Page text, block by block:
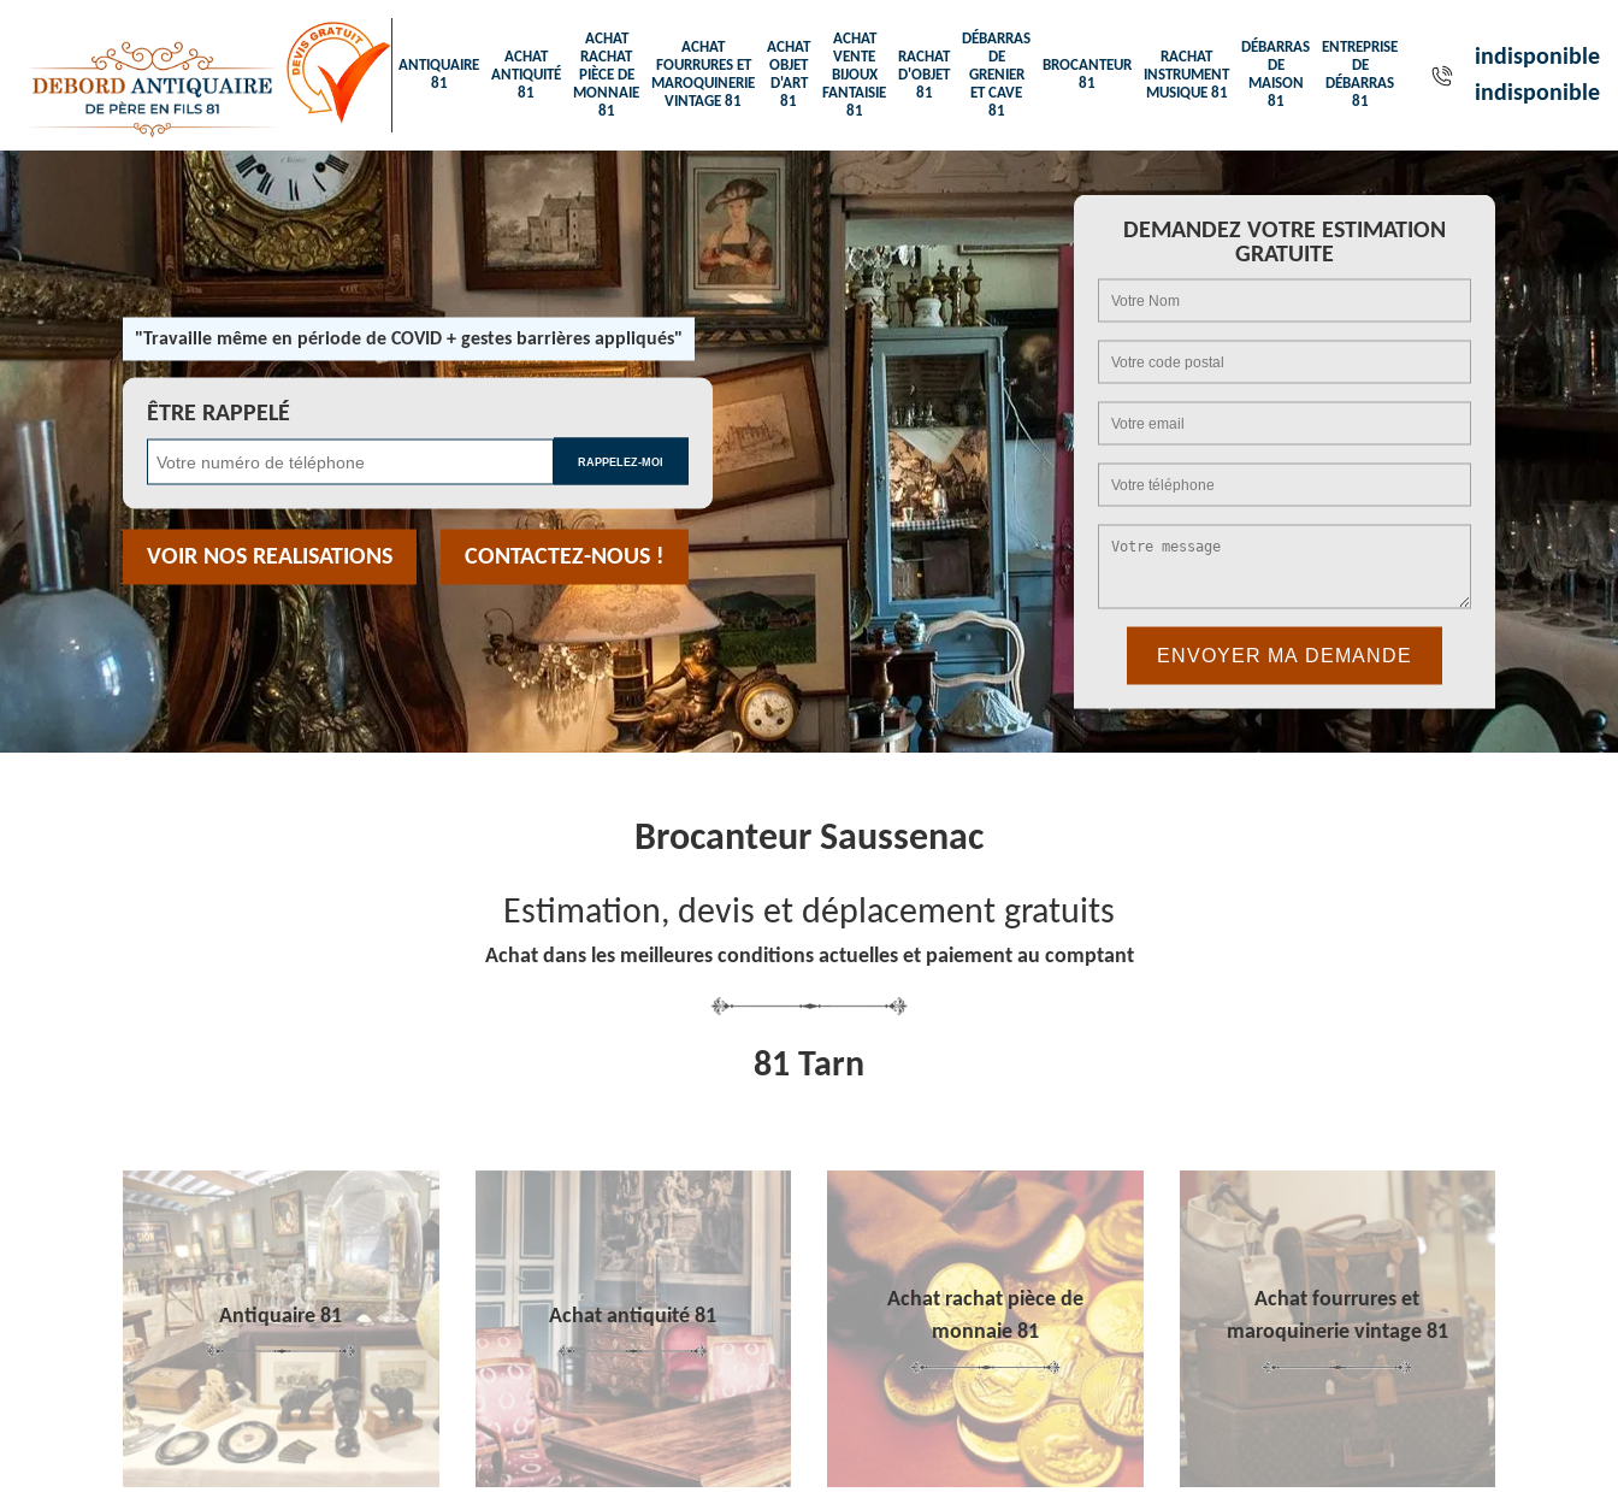
ANTIQUAIRE
81
ACHAT
ANTIQUITÉ
81
ACHAT
RACHAT
PIÈCE DE
MONNAIE
81
ACHAT
FOURRURES ET
MAROQUINERIE
VINTAGE 81
ACHAT
OBJET
D'ART
81
ACHAT
VENTE
BIJOUX
FANTAISIE
81
RACHAT
D'OBJET
81
DÉBARRAS
DE
GRENIER
ET CAVE
81
BROCANTEUR
81
RACHAT
INSTRUMENT
MUSIQUE 81
DÉBARRAS
DE
MAISON
81
ENTREPRISE
DE
DÉBARRAS
81
indisponible
indisponible
"Travaille même en période de COVID + gestes barrières appliqués"
ÊTRE RAPPELÉ
VOIR NOS REALISATIONS CONTACTEZ-NOUS !
DEMANDEZ VOTRE ESTIMATION
GRATUITE
Brocanteur Saussenac
Estimation, devis et déplacement gratuits
Achat dans les meilleures conditions actuelles et paiement au comptant
81 Tarn
Antiquaire 81 Achat antiquité 81
Achat rachat pièce de
monnaie 81
Achat fourrures et
maroquinerie vintage 81